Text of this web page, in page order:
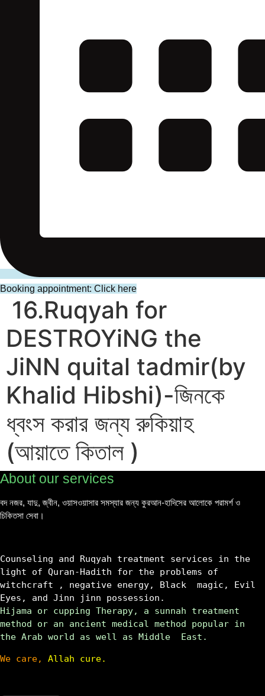
Booking appointment: Click here
16.Ruqyah for
DESTROYiNG the
JiNN quital tadmir(by
Khalid Hibshi)-জিনকে
ধ্বংস করার জন্য রুকিয়াহ
(আয়াতে কিতাল )
About our services
বদ নজর, যাদু, জ্বীন, ওয়াসওয়াসার সমস্যার জন্য কুরআন-হাদিসের আলোকে পরামর্শ ও
চিকিতসা সেবা।
Counseling and Ruqyah treatment services in the
light of Quran-Hadith for the problems of
witchcraft , negative energy, Black  magic, Evil
Eyes, and Jinn jinn possession.
Hijama or cupping Therapy, a sunnah treatment
method or an ancient medical method popular in
the Arab world as well as Middle  East.
We care, Allah cure.